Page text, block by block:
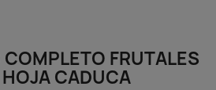
FRUTALES
CADUCA